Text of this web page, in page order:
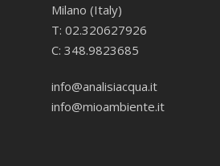
Milano (Italy)
T: 02.320627926
C: 348.9823685
info@analisiacqua.it
info@mioambiente.it